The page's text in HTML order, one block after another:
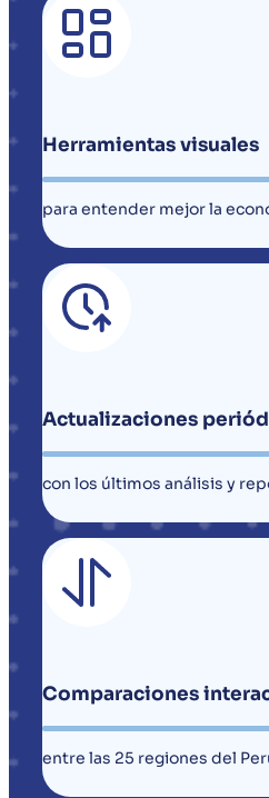
Herramientas visuales
para entender mejor la
Actualizaciones
con los últimos análisis y
Comparaciones
entre las 25 regiones del